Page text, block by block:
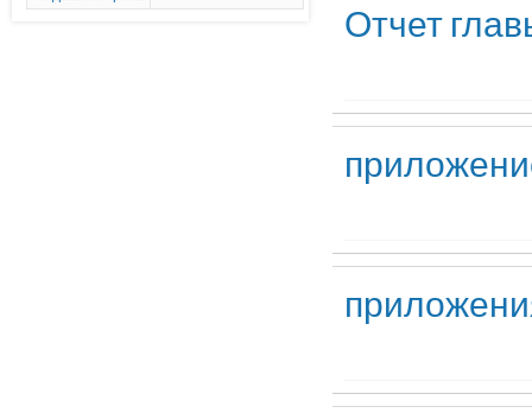
Отчет